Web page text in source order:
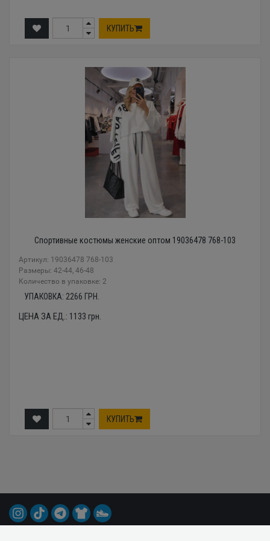
КУПИТЬ
Спортивные костюмы женские оптом 19036478 768-103
Артикул: 19036478 768-103
Размеры: 42-44, 46-48
Количество в упаковке: 2
УПАКОВКА: 2266 ГРН.
ЦЕНА ЗА ЕД.: 1133 грн.
КУПИТЬ